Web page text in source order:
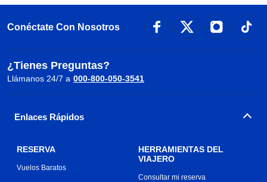
Conéctate Con Nosotros
¿Tienes Preguntas?
Llámanos 24/7 a 000-800-050-3541
Enlaces Rápidos
RESERVA
Vuelos Baratos
HERRAMIENTAS DEL
VIAJERO
Consultar mi reserva